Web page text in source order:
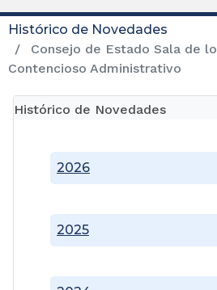
Histórico de Novedades
Consejo de Estado Sala de lo
Contencioso Administrativo
Histórico de Novedades
2025
2026